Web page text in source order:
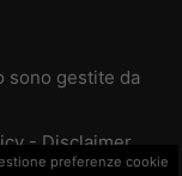
sono gestite da
- Disclaimer
preferenze cookie